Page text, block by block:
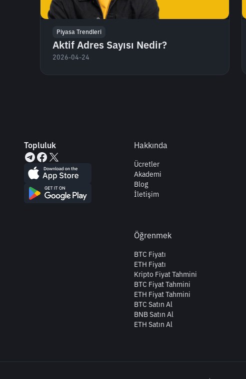
Piyasa Trendleri
Aktif Adres Sayısı Nedir?
2026-04-24
Topluluk Hakkında
Ücretler
Akademi
Blog
İletişim
Öğrenmek
BTC Fiyatı
ETH Fiyatı
Kripto Fiyat Tahmini
BTC Fiyat Tahmini
ETH Fiyat Tahmini
BTC Satın Al
BNB Satın Al
ETH Satın Al